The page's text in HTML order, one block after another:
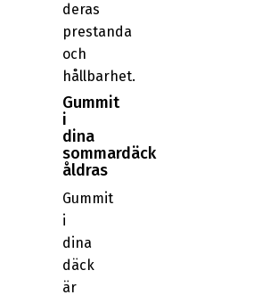
deras
prestanda
och
hållbarhet.
Gummit
i
dina
sommardäck
åldras
Gummit
i
dina
däck
är